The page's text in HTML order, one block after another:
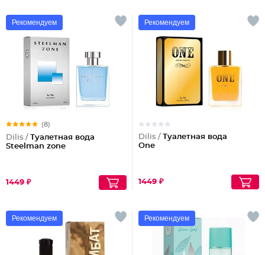
Рекомендуем
(8)
Dilis / Туалетная вода
Steelman zone
1449 ₽
Рекомендуем
Dilis / Туалетная вода
One
1449 ₽
Рекомендуем Рекомендуем